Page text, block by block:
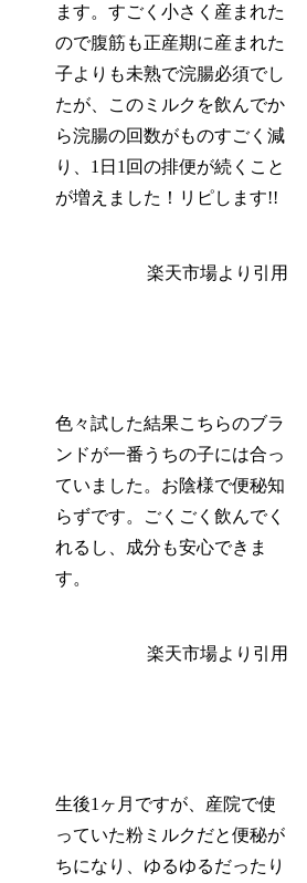
ます。すごく小さく産まれた
ので腹筋も正産期に産まれた
子よりも未熟で浣腸必須でし
たが、このミルクを飲んでか
ら浣腸の回数がものすごく減
り、1日1回の排便が続く こと
が増えました！リピします!!
楽天市場より引用
色々試した結果こちらのブラ
ンドが一番うちの子には合っ
ていました。お陰様で便秘知
らずです。ごくごく飲んでく
れるし、成分も安心できま
す。
楽天市場より引用
生後1ヶ月ですが、産院で使
っていた粉ミルクだと便秘が
ちになり、ゆるゆるだったり